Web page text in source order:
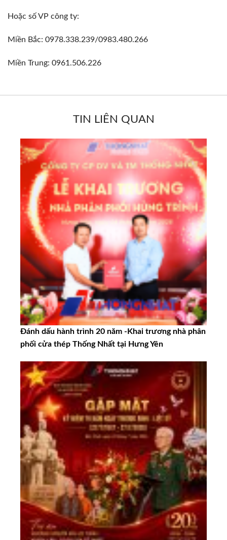
Hoặc số VP công ty:
Miền Bắc: 0978.338.239/0983.480.266
Miền Trung: 0961.506.226
TIN LIÊN QUAN
Đánh dấu hành trình 20 năm -Khai trương nhà phân
phối cửa thép Thống Nhất tại Hưng Yên